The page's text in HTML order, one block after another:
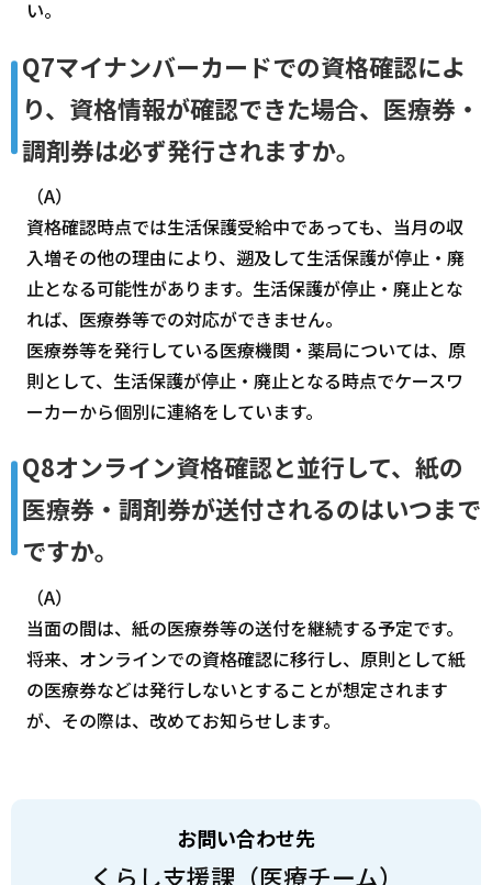
い。
Q7マイナンバーカードでの資格確認によ
り、資格情報が確認できた場合、医療券・
調剤券は必ず発行されますか。
（A）
資格確認時点では生活保護受給中であっても、当月の収
入増その他の理由により、遡及して生活保護が停止・廃
止となる可能性があります。生活保護が停止・廃止とな
れば、医療券等での対応ができません。
医療券等を発行している医療機関・薬局については、原
則として、生活保護が停止・廃止となる時点でケースワ
ーカーから個別に連絡をしています。
Q8オンライン資格確認と並行して、紙の
医療券・調剤券が送付されるのはいつまで
ですか。
（A）
当面の間は、紙の医療券等の送付を継続する予定です。
将来、オンラインでの資格確認に移行し、原則として紙
の医療券などは発行しないとすることが想定されます
が、その際は、改めてお知らせします。
お問い合わせ先
くらし支援課（医療チーム）